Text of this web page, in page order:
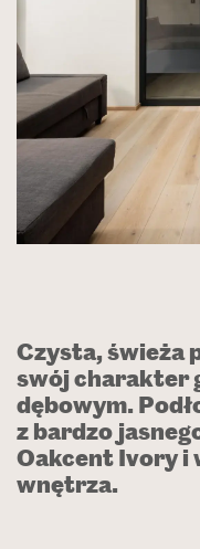
Czysta, świeża
swój charakter
dębowym.
z bardzo
Oakcent Ivory i
wnętrza.